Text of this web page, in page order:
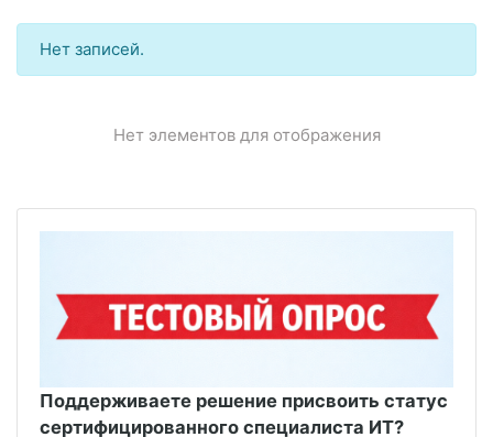
Нет записей.
Нет элементов для отображения
Поддерживаете решение присвоить статус
сертифицированного специалиста ИТ?